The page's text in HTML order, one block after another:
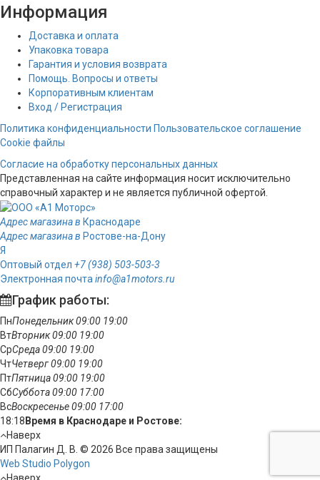
Информация
Доставка и оплата
Упаковка товара
Гарантия и условия возврата
Помощь. Вопросы и ответы
Корпоративным клиентам
Вход / Регистрация
Политика конфиденциальности Пользовательское соглашение
Cookie файлы
Согласие на обработку персональных данных
Представленная на сайте информация носит исключительно
справочный характер и не является публичной офертой.
Адрес магазина в Краснодаре
Адрес магазина в Ростове-на-Дону
Я
Оптовый отдел +7 (938) 503-503-3
Электронная почта info@a1motors.ru
График работы:
ПнПонедельник09:00 19:00
ВтВторник09:00 19:00
СрСреда09:00 19:00
ЧтЧетверг09:00 19:00
ПтПятница09:00 19:00
СбСуббота09:00 17:00
ВсВоскресенье09:00 17:00
18:18 Время в Краснодаре и Ростове:
Наверх
ИП Палагин Д. В. © 2026 Все права защищены
Web Studio Polygon